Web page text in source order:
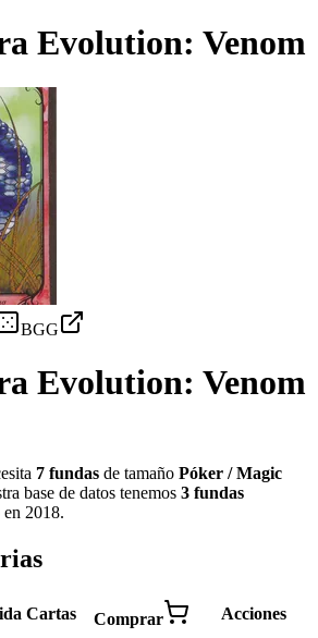
Evolution: Venom
BGG
Evolution: Venom
7 fundas de tamaño Póker / Magic
base de datos tenemos 3 fundas
en 2018.
Cartas Comprar Acciones